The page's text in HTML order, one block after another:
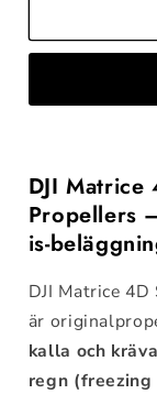
Series
DJI Matrice
Propellers
is-
DJI Matrice
är
kalla och
regn (freezing